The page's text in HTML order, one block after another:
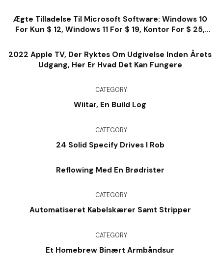
Ægte Tilladelse Til Microsoft Software: Windows 10
For Kun $ 12, Windows 11 For $ 19, Kontor For $ 25,
2022 Apple TV, Der Ryktes Om Udgivelse Inden Årets
Udgang, Her Er Hvad Det Kan Fungere
CATEGORY
Wiitar, En Build Log
CATEGORY
24 Solid Specify Drives I Rob
Reflowing Med En Brødrister
CATEGORY
Automatiseret Kabelskærer Samt Stripper
CATEGORY
Et Homebrew Binært Armbåndsur